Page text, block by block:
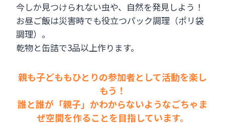
今しか見つけられない虫や、自然を発見しよう！
お昼ご飯は災害時でも役立つパック調理（ポリ袋
調理）。
乾物と缶詰で3品以上作ります。
親も子どももひとりの参加者として活動を楽し
もう！
誰と誰が「親子」かわからないようなごちゃま
ぜ空間を作ることを目指しています。